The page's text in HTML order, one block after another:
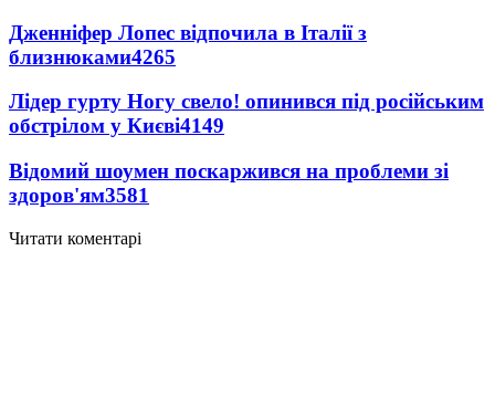
Дженніфер Лопес відпочила в Італії з
близнюками4265
Лідер гурту Ногу свело! опинився під російським
обстрілом у Києві4149
Відомий шоумен поскаржився на проблеми зі
здоров'ям3581
Читати коментарі